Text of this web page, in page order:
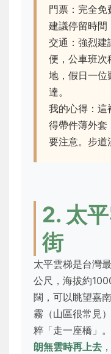
門票：完全免
建議停留時間
交通：強烈建
便，公車班次
地，假日一位
達。
我的心得：這
得帶件薄外套
要注意。步道
2. 太
街
太平雲梯是台灣
公尺，海拔約
闊，可以眺望嘉
霧（山區很常見
粹「走一座橋」
朗無雲時再上去